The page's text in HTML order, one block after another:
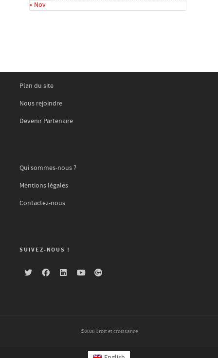
« Nov
Plan du site
Nous rejoindre
Devenir Partenaire
Qui sommes-nous ?
Mentions légales
Contactez-nous
SUIVEZ-NOUS !
©2026 Droit et croissance